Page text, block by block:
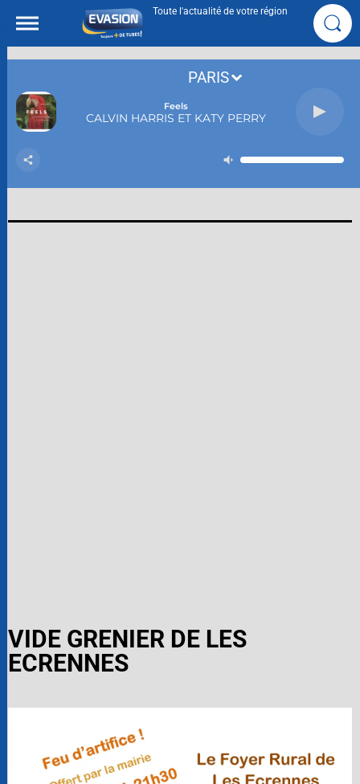
Toute l'actualité de votre région
Feels
CALVIN HARRIS ET KATY PERRY
PARIS
VIDE GRENIER DE LES
ECRENNES